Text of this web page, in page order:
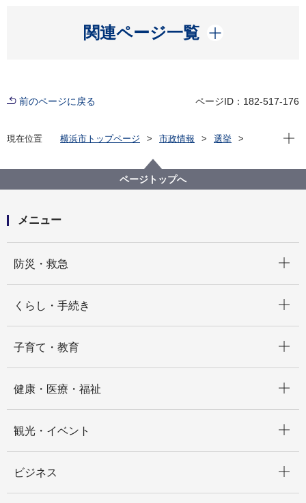
関連ページ一覧
開く
前のページに戻る ページID：182-517-176
現在位置 横浜市トップページ 市政情報
選挙
横浜市会・神奈川県議会・神奈川県知事選挙
投票所一覧（令和５年４月９日執行 統一地方選）
現在
ページトップへ
メニュー
防災・救急
くらし・手続き
子育て・教育
健康・医療・福祉
観光・イベント
ビジネス